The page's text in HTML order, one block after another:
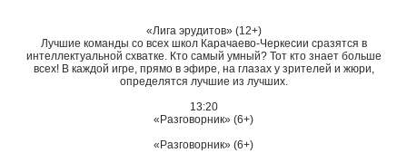
«Лига эрудитов» (12+)
Лучшие команды со всех школ Карачаево-Черкесии сразятся в
интеллектуальной схватке. Кто самый умный? Тот кто знает больше
всех! В каждой игре, прямо в эфире, на глазах у зрителей и жюри,
определятся лучшие из лучших.
13:20
«Разговорник» (6+)
«Разговорник» (6+)